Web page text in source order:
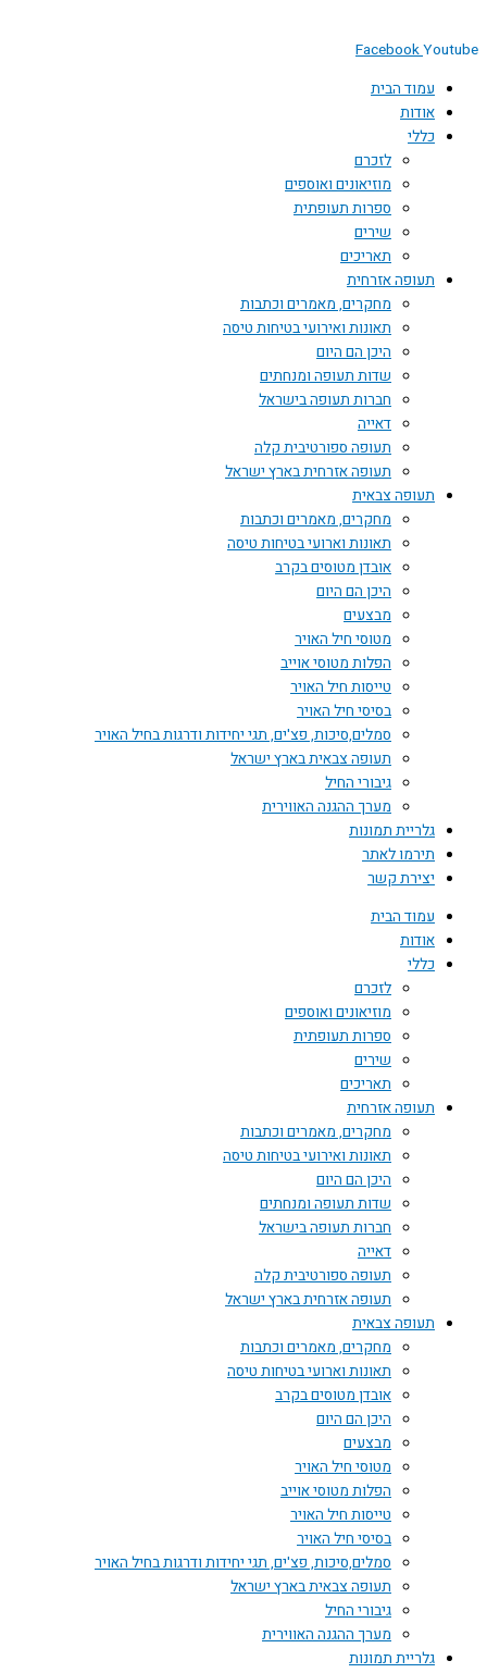
FacebookYoutube
עמוד הבית
אודות
כללי
לזכרם
מוזיאונים ואוספים
ספרות תעופתית
שירים
תאריכים
תעופה אזרחית
מחקרים, מאמרים וכתבות
תאונות ואירועי בטיחות טיסה
היכן הם היום
שדות תעופה ומנחתים
חברות תעופה בישראל
דאייה
תעופה ספורטיבית קלה
תעופה אזרחית בארץ ישראל
תעופה צבאית
מחקרים, מאמרים וכתבות
תאונות וארועי בטיחות טיסה
אובדן מטוסים בקרב
היכן הם היום
מבצעים
מטוסי חיל האויר
הפלות מטוסי אוייב
טייסות חיל האויר
בסיסי חיל האויר
סמלים,סיכות, פצ'ים, תגי יחידות ודרגות בחיל האויר
תעופה צבאית בארץ ישראל
גיבורי החיל
מערך ההגנה האווירית
גלריית תמונות
תירמו לאתר
יצירת קשר
עמוד הבית
אודות
כללי
לזכרם
מוזיאונים ואוספים
ספרות תעופתית
שירים
תאריכים
תעופה אזרחית
מחקרים, מאמרים וכתבות
תאונות ואירועי בטיחות טיסה
היכן הם היום
שדות תעופה ומנחתים
חברות תעופה בישראל
דאייה
תעופה ספורטיבית קלה
תעופה אזרחית בארץ ישראל
תעופה צבאית
מחקרים, מאמרים וכתבות
תאונות וארועי בטיחות טיסה
אובדן מטוסים בקרב
היכן הם היום
מבצעים
מטוסי חיל האויר
הפלות מטוסי אוייב
טייסות חיל האויר
בסיסי חיל האויר
סמלים,סיכות, פצ'ים, תגי יחידות ודרגות בחיל האויר
תעופה צבאית בארץ ישראל
גיבורי החיל
מערך ההגנה האווירית
גלריית תמונות